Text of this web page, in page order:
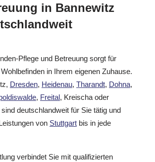
in Bannewitz
Pflege und Betreuung sorgt für
in Ihrem eigenen Zuhause.
Dresden, Heidenau, Tharandt, Dohna,
, Freital, Kreischa oder
deutschlandweit für Sie tätig und
von Stuttgart bis in jede
verbindet Sie mit qualifizierten